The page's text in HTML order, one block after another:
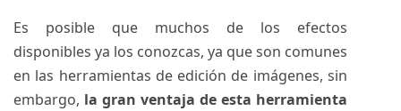
Es posible que muchos de los efectos
disponibles ya los conozcas, ya que son comunes
en las herramientas de edición de imágenes, sin
embargo, la gran ventaja de esta herramienta